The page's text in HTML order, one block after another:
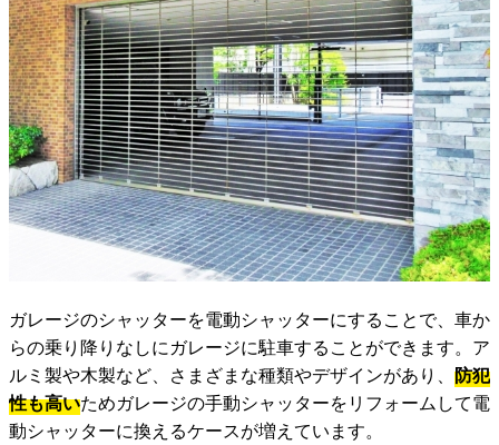
ガレージのシャッターを電動シャッターにすることで、車か
らの乗り降りなしにガレージに駐車することができます。ア
ルミ製や木製など、さまざまな種類やデザインがあり、 防犯
性も高いためガレージの手動シャッターをリフォームして電
動シャッターに換えるケースが増えています。